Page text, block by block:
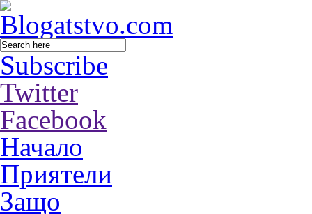
Subscribe
Twitter
Facebook
Начало
Приятели
Защо